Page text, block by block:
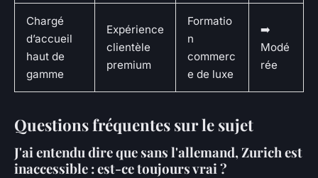
Chargé
d’accueil
haut de
gamme
Expérience
clientèle
premium
Formatio
n
commerc
e de luxe
➡️
Modé
rée
Questions fréquentes sur le sujet
J'ai entendu dire que sans l'allemand, Zurich est
inaccessible : est-ce toujours vrai ?